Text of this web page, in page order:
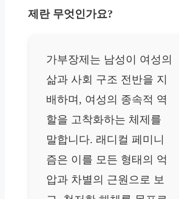
제란 무엇인가요?
가부장제는 남성이 여성의
삶과 사회 구조 전반을 지
배하며, 여성의 종속적 역
할을 고착화하는 체제를
말합니다. 래디컬 페미니
즘은 이를 모든 형태의 억
압과 차별의 근원으로 보